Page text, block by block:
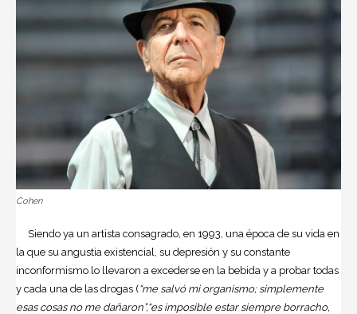
Cohen
Siendo ya un artista consagrado, en 1993, una época de su vida en
la que su angustia existencial, su depresión y su constante
inconformismo lo llevaron a excederse en la bebida y a probar todas
y cada una de las drogas (“me salvó mi organismo; simplemente
esas cosas no me dañaron”,“es imposible estar siempre borracho,